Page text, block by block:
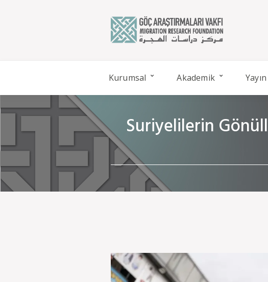
Kurumsal Akademik
Suriyelilerin